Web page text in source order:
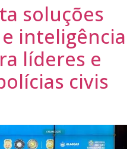
soluções
inteligência
líderes e
civis